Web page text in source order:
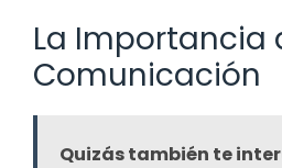
La Importancia
Comunicación
Quizás también te